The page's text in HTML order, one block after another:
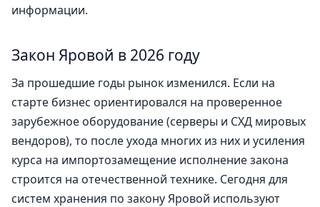
информации.
Закон Яровой в 2026 году
За прошедшие годы рынок изменился. Если на
старте бизнес ориентировался на проверенное
зарубежное оборудование (серверы и СХД мировых
вендоров), то после ухода многих из них и усиления
курса на импортозамещение исполнение закона
строится на отечественной технике. Сегодня для
систем хранения по закону Яровой используют